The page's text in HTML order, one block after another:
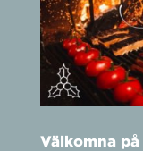
Välkomna